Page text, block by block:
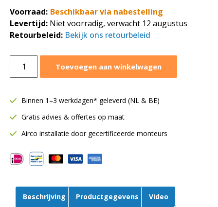
Voorraad: Beschikbaar via nabestelling
Levertijd: Niet voorradig, verwacht 12 augustus
Retourbeleid: Bekijk ons retourbeleid
Console
GREE
kW
|
split
airco
WiFi
Toevoegen aan winkelwagen
Binnen 1–3 werkdagen* geleverd (NL & BE)
Gratis advies & offertes op maat
Airco installatie door gecertificeerde monteurs
Beschrijving Productgegevens Video